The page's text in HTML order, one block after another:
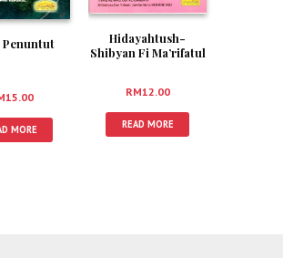
Penuntut
15.00
MORE
Hidayahtush-
Shibyan Fi Ma’rifatul
RM12.00
READ MORE